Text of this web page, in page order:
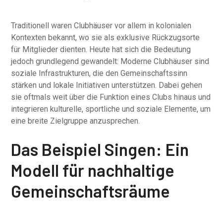
Traditionell waren Clubhäuser vor allem in kolonialen
Kontexten bekannt, wo sie als exklusive Rückzugsorte
für Mitglieder dienten. Heute hat sich die Bedeutung
jedoch grundlegend gewandelt: Moderne Clubhäuser sind
soziale Infrastrukturen, die den Gemeinschaftssinn
stärken und lokale Initiativen unterstützen. Dabei gehen
sie oftmals weit über die Funktion eines Clubs hinaus und
integrieren kulturelle, sportliche und soziale Elemente, um
eine breite Zielgruppe anzusprechen.
Das Beispiel Singen: Ein
Modell für nachhaltige
Gemeinschaftsräume